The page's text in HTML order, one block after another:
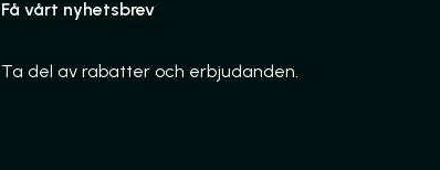
Få vårt nyhetsbrev
Ta del av rabatter och erbjudanden.